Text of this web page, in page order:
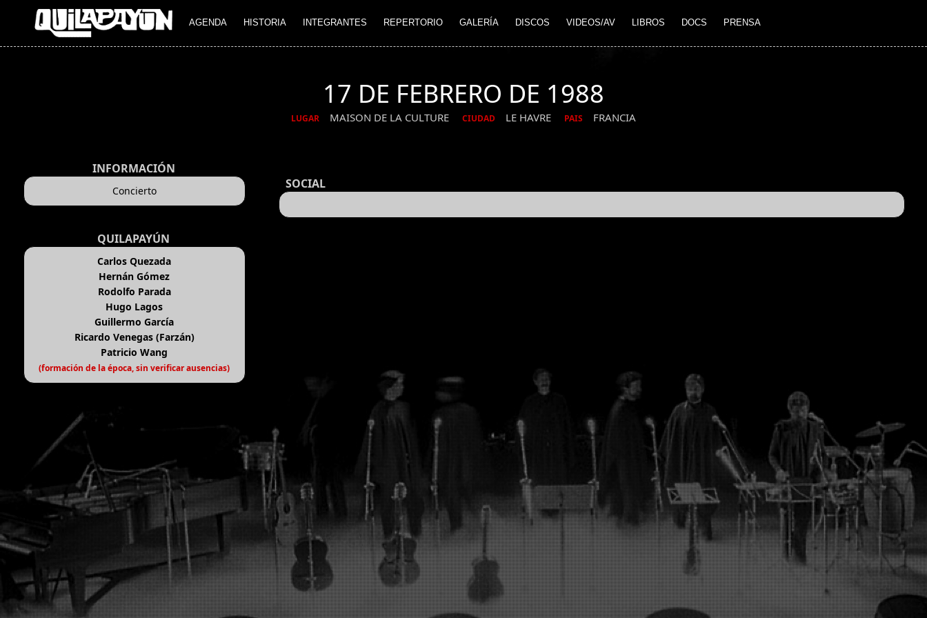
AGENDA HISTORIA INTEGRANTES REPERTORIO GALERÍA DISCOS VIDEOS/AV LIBROS DOCS PRENSA
17 DE FEBRERO DE 1988
LUGAR MAISON DE LA CULTURE CIUDAD LE HAVRE PAIS FRANCIA
INFORMACIÓN
Concierto
QUILAPAYÚN
Carlos Quezada
Hernán Gómez
Rodolfo Parada
Hugo Lagos
Guillermo García
Ricardo Venegas (Farzán)
Patricio Wang
(formación de la época, sin verificar ausencias)
SOCIAL